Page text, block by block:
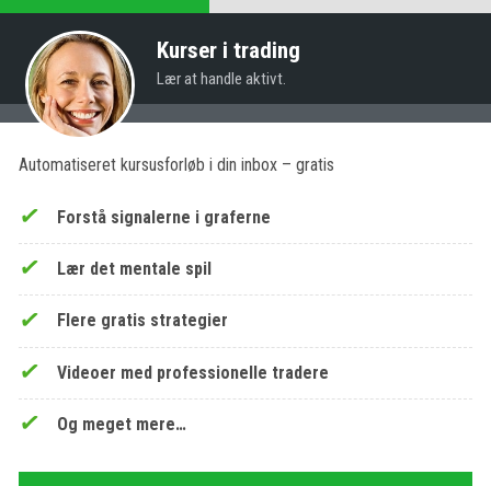
Kurser i trading
Lær at handle aktivt.
Automatiseret kursusforløb i din inbox – gratis
Forstå signalerne i graferne
Lær det mentale spil
Flere gratis strategier
Videoer med professionelle tradere
Og meget mere…